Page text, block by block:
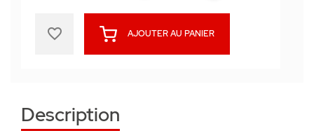
AJOUTER AU PANIER
favorite_border
Description